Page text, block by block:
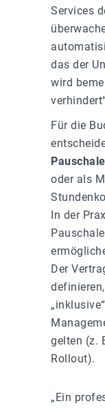
Services
das der
wird
Für die
oder als
In der
Der
gelten (z.
Rollout).
„Ein